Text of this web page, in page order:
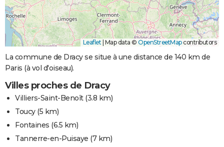
Leaflet Map data © OpenStreetMapcontributors
La commune de Dracy se situe à une distance de 140 km de
Paris (à vol d'oiseau).
Villes proches de Dracy
Villiers-Saint-Benoît(3.8 km)
Toucy(5 km)
Fontaines (6.5 km)
Tannerre-en-Puisaye (7 km)